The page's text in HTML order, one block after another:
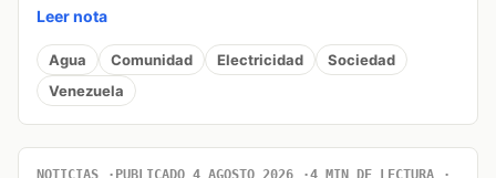
Leer nota
Agua Comunidad Electricidad
Sociedad
Venezuela